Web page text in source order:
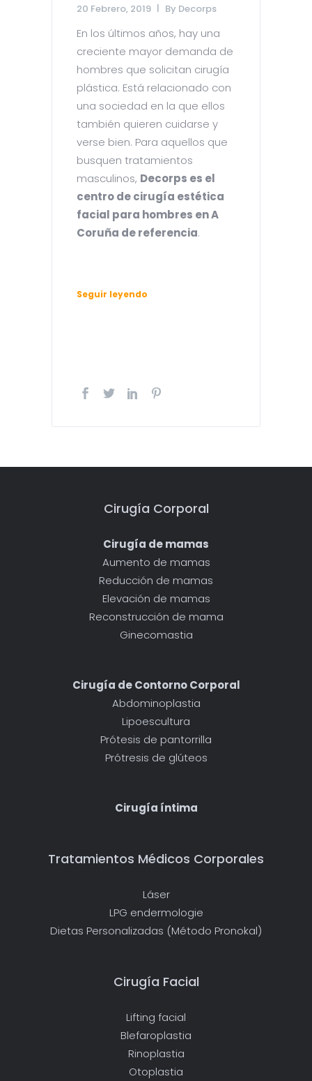
20 Febrero, 2019 By Decorps
En los últimos años, hay una
creciente mayor demanda de
hombres que solicitan cirugía
plástica. Está relacionado con
una sociedad en la que ellos
también quieren cuidarse y
verse bien. Para aquellos que
busquen tratamientos
masculinos, Decorps es el
centro de cirugía estética
facial para hombres en A
Coruña de referencia.
Seguir leyendo
Cirugía Corporal
Cirugía de mamas
Aumento de mamas
Reducción de mamas
Elevación de mamas
Reconstrucción de mama
Ginecomastia
Cirugía de Contorno Corporal
Abdominoplastia
Lipoescultura
Prótesis de pantorrilla
Prótresis de glúteos
Cirugía íntima
Tratamientos Médicos Corporales
Láser
LPG endermologie
Dietas Personalizadas (Método Pronokal)
Cirugía Facial
Lifting facial
Blefaroplastia
Rinoplastia
Otoplastia